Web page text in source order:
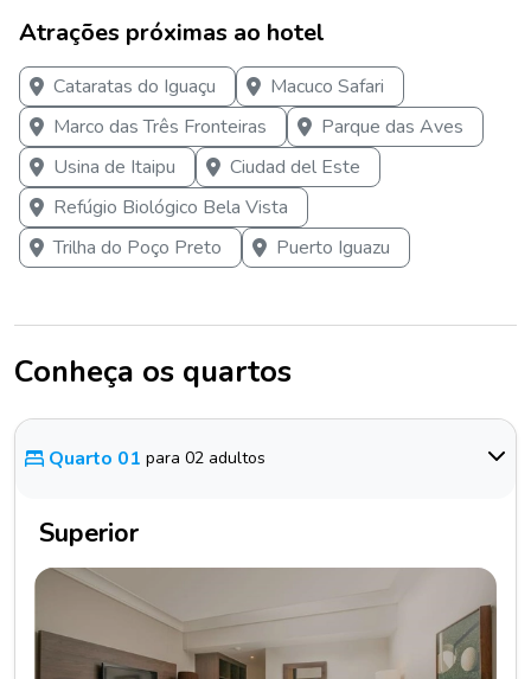
Atrações próximas ao hotel
Cataratas do Iguaçu
Macuco Safari
Marco das Três Fronteiras
Parque das Aves
Usina de Itaipu
Ciudad del Este
Refúgio Biológico Bela Vista
Trilha do Poço Preto
Puerto Iguazu
Conheça os quartos
Quarto 01 para 02 adultos
Superior